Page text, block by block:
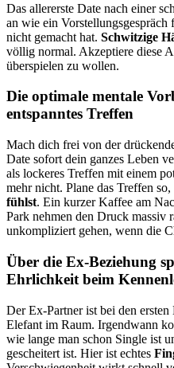
Das allererste Date nach einer
an wie ein Vorstellungsgespräch
nicht gemacht hat. Schwitzige
völlig normal. Akzeptiere diese
überspielen zu wollen.
Die optimale mentale
entspanntes Treffen
Mach dich frei von der
Date sofort dein ganzes Leben
als lockeres Treffen mit einem
mehr nicht. Plane das Treffen so,
fühlst. Ein kurzer Kaffee am
Park nehmen den Druck massiv
unkompliziert gehen, wenn die
Über die Ex-Beziehung
Ehrlichkeit beim
Der Ex-Partner ist bei den
Elefant im Raum. Irgendwann
wie lange man schon Single ist
gescheitert ist. Hier ist echtes